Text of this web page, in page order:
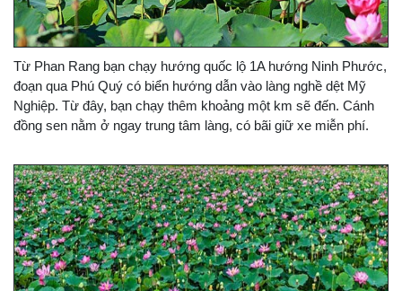
Từ Phan Rang bạn chạy hướng quốc lộ 1A hướng Ninh Phước,
đoạn qua Phú Quý có biển hướng dẫn vào làng nghề dệt Mỹ
Nghiệp. Từ đây, bạn chạy thêm khoảng một km sẽ đến. Cánh
đồng sen nằm ở ngay trung tâm làng, có bãi giữ xe miễn phí.